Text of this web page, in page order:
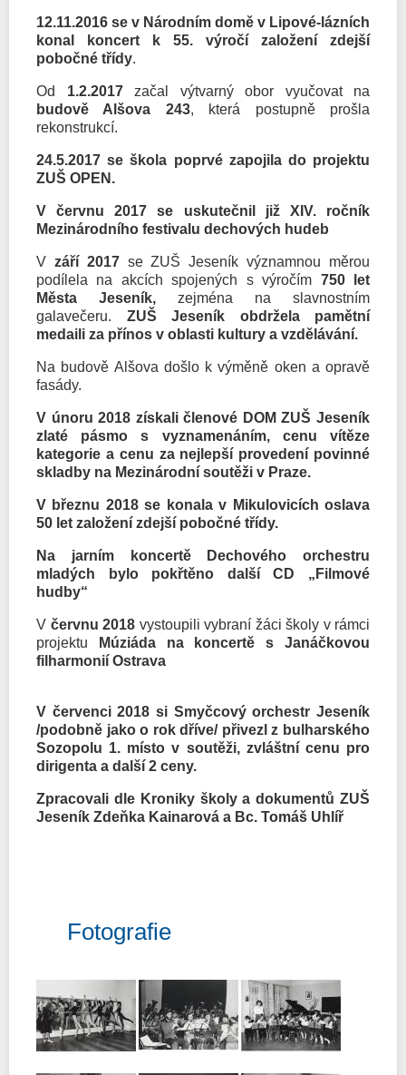
12.11.2016 se v Národním domě v Lipové-lázních
konal koncert k 55. výročí založení zdejší
pobočné třídy.
Od 1.2.2017 začal výtvarný obor vyučovat na
budově Alšova 243, která postupně prošla
rekonstrukcí.
24.5.2017 se škola poprvé zapojila do projektu
ZUŠ OPEN.
V červnu 2017 se uskutečnil již XIV. ročník
Mezinárodního festivalu dechových hudeb
V září 2017se ZUŠ Jeseník významnou měrou
podílela na akcích spojených s výročím 750 let
Města Jeseník, zejména na slavnostním
galavečeru. ZUŠ Jeseník obdržela pamětní
medaili za přínos v oblasti kultury a vzdělávání.
Na budově Alšova došlo k výměně oken a opravě
fasády.
V únoru 2018 získali členové DOM ZUŠ Jeseník
zlaté pásmo s vyznamenáním, cenu vítěze
kategorie a cenu za nejlepší provedení povinné
skladby na Mezinárodní soutěži v Praze.
V březnu 2018 se konala v Mikulovicích oslava
50 let založení zdejší pobočné třídy.
Na jarním koncertě Dechového orchestru
mladých bylo pokřtěno další CD „Filmové
hudby“
V červnu 2018 vystoupili vybraní žáci školy v rámci
projektu
Múziáda na koncertě s Janáčkovou
filharmonií Ostrava
V červenci 2018 si Smyčcový orchestr Jeseník
/podobně jako o rok dříve/ přivezl z bulharského
Sozopolu 1. místo v soutěži, zvláštní cenu pro
dirigenta a další 2 ceny.
Zpracovali dle Kroniky školy a dokumentů ZUŠ
Jeseník Zdeňka Kainarová a Bc. Tomáš Uhlíř
Fotografie